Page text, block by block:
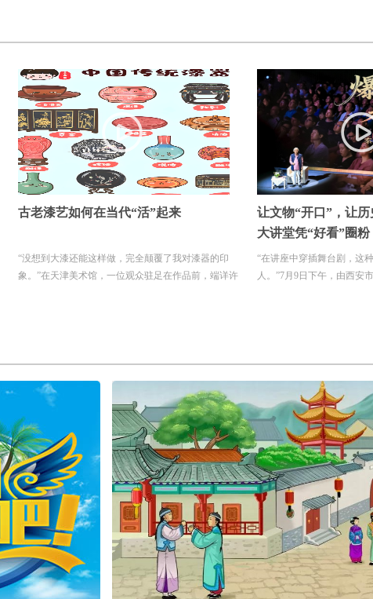
让文物“开口”，让历史“入戏”——这场
“在讲座中穿插舞台剧，这种形式确实新颖，很吸引
人。”7月9日下午，由西安市文物局重磅打造的“盛世
开合之间，“张”显
时值盛夏，白昼悠长，已是
节。按住卡扣、轻轻一推